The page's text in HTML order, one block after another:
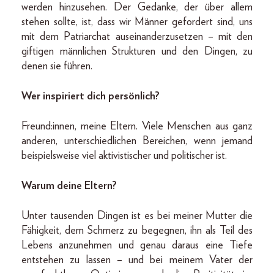
werden hinzusehen. Der Gedanke, der über allem
stehen sollte, ist, dass wir Männer gefordert sind, uns
mit dem Patriarchat auseinanderzusetzen – mit den
giftigen männlichen Strukturen und den Dingen, zu
denen sie führen.
Wer inspiriert dich persönlich?
Freund:innen, meine Eltern. Viele Menschen aus ganz
anderen, unterschiedlichen Bereichen, wenn jemand
beispielsweise viel aktivistischer und politischer ist.
Warum deine Eltern?
Unter tausenden Dingen ist es bei meiner Mutter die
Fähigkeit, dem Schmerz zu begegnen, ihn als Teil des
Lebens anzunehmen und genau daraus eine Tiefe
entstehen zu lassen – und bei meinem Vater der